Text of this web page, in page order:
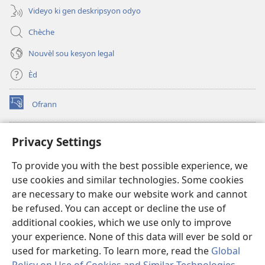
Privacy Settings
To provide you with the best possible experience, we
use cookies and similar technologies. Some cookies
are necessary to make our website work and cannot
be refused. You can accept or decline the use of
additional cookies, which we use only to improve
your experience. None of this data will ever be sold or
used for marketing. To learn more, read the Global
Videyo ki gen deskripsyon odyo
Chèche
Nouvèl sou kesyon legal
Èd
Ofrann
(opens
new
Bibliyotèk sou Entènèt
(opens
window)JW Hub
(opens
new
window)JW Library
Watchtower Library